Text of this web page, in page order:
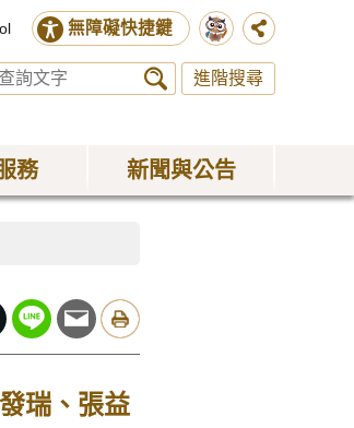
無障礙快捷鍵
進階搜尋
務 新聞與公告
瑞、張益